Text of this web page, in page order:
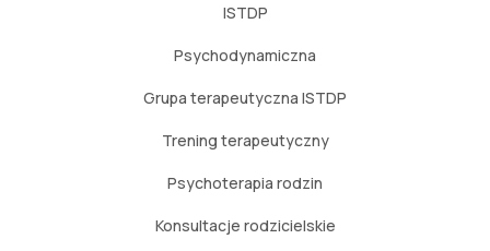
ISTDP
Psychodynamiczna
Grupa terapeutyczna ISTDP
Trening terapeutyczny
Psychoterapia rodzin
Konsultacje rodzicielskie